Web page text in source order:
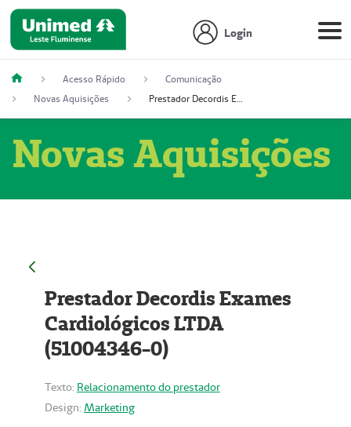
Login
Acesso Rápido
Comunicação
Novas Aquisições
Prestador Decordis Exames Cardiológicos LTDA (51004346-0)
Novas Aquisições
Prestador Decordis Exames
Cardiológicos LTDA
(51004346-0)
Texto: Relacionamento do prestador
Design: Marketing